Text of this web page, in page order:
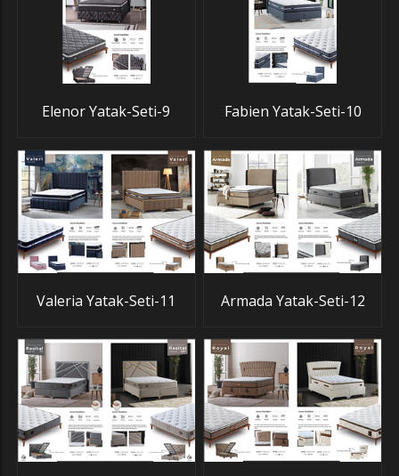
Elenor Yatak-Seti-9 Fabien Yatak-Seti-10
Valeria Yatak-Seti-11 Armada Yatak-Seti-12